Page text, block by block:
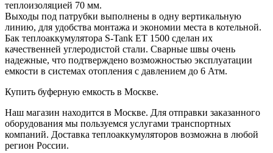
теплоизоляцией 70 мм.
Выходы под патрубки выполнены в одну вертикальную
линию, для удобства монтажа и экономии места в котельной.
Бак теплоаккумулятора S-Tank ET 1500 сделан их
качественней углеродистой стали. Сварные швы очень
надежные, что подтверждено возможностью эксплуатации
емкости в системах отопления с давлением до 6 Атм.
Купить буферную емкость в Москве.
Наш магазин находится в Москве. Для отправки заказанного
оборудования мы пользуемся услугами транспортных
компаний. Доставка теплоаккумуляторов возможна в любой
регион России.